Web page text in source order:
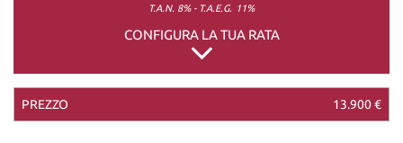
T.A.N. 8% - T.A.E.G. 11%
CONFIGURA LA TUA RATA
PREZZO 13.900 €